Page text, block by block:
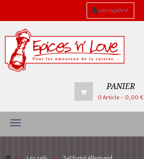
Lien rapide
PANIER
0 Article - 0,00 €
Navigation